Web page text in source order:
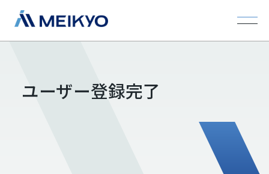
ユーザー登録完了